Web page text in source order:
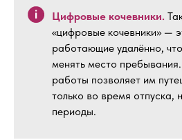
Цифровые кочевники.
«цифровые кочевники» —
работающие удалённо,
менять место
работы позволяет им
только во время отпуска,
периоды.